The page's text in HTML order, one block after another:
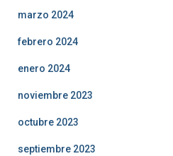
marzo 2024
febrero 2024
enero 2024
noviembre 2023
octubre 2023
septiembre 2023